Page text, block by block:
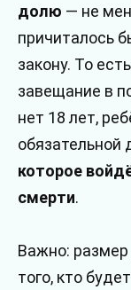
долю — не
причиталось
закону. То
завещание в
нет 18 лет,
обязательной
которое
смерти.
Важно: размер
того, кто